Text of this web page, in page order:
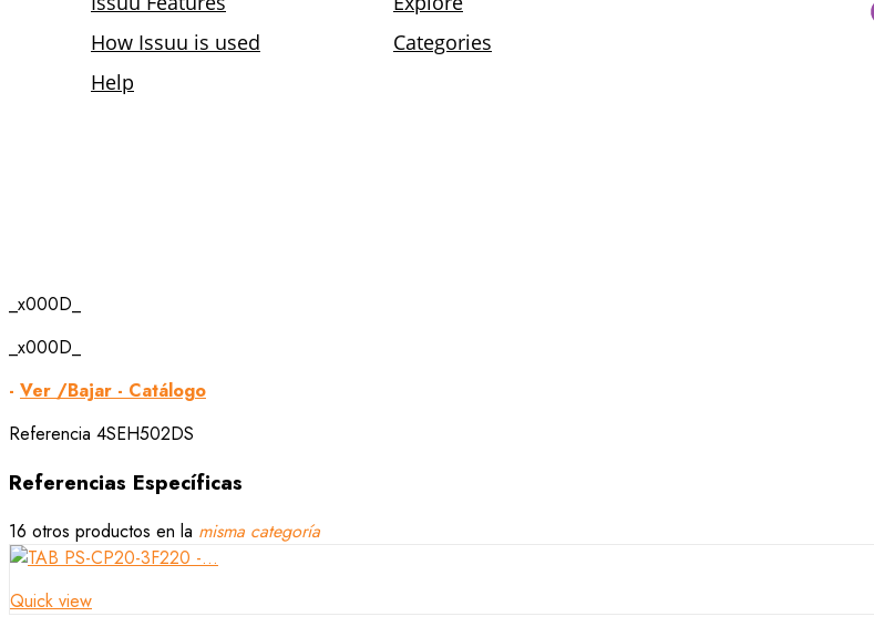
_x000D_
_x000D_
- Ver /Bajar - Catálogo
Referencia 4SEH502DS
Referencias Específicas
16 otros productos en la misma categoría
Quick view